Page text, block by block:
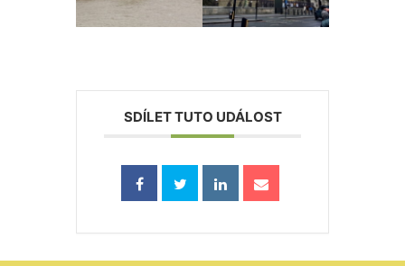
SDÍLET TUTO UDÁLOST